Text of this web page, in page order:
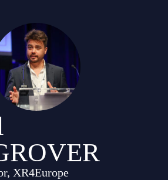
XR4Europe